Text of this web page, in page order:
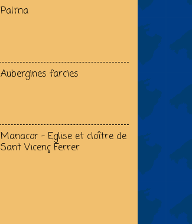
Palma
Aubergines farcies
Manacor - Eglise et cloître de
Sant Vicenç Ferrer